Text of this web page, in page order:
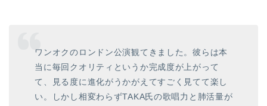
ワンオクのロンドン公演観てきました。彼らは本
当に毎回クオリティというか完成度が上がって
て、見る度に進化がうかがえてすごく見てて楽し
い。しかし相変わらずTAKA氏の歌唱力と肺活量が